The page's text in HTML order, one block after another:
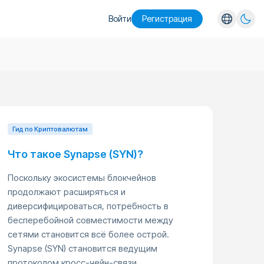
Войти Pегистрация
Гид по Криптовалютам
Что такое Synapse (SYN)?
Поскольку экосистемы блокчейнов
продолжают расширяться и
диверсифицироваться, потребность в
бесперебойной совместимости между
сетями становится всё более острой.
Synapse (SYN) становится ведущим